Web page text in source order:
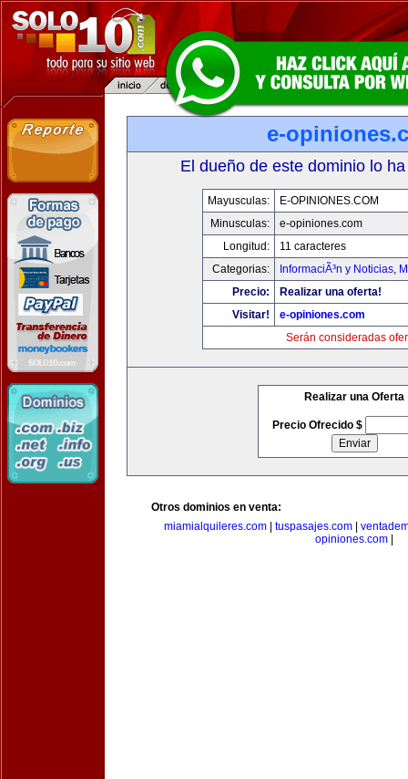
e-
El dueño de este dominio lo
Mayusculas:
E-OPINIONES.COM
Minusculas:
e-opiniones.com
Longitud:
11 caracteres
Categorias:
InformaciÃ³n y Noticias,
Precio:
Realizar una oferta!
Visitar!
e-opiniones.com
Serán consideradas
Realizar una Oferta
Precio Ofrecido $
Otros dominios en venta:
miamialquileres.com
tuspasajes.com
opiniones.com